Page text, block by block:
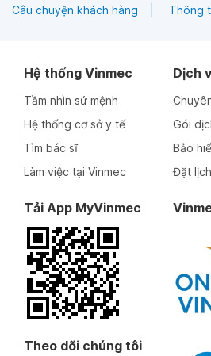
Câu chuyện khách hàng Thông
Hệ thống Vinmec
Tầm nhìn sứ mệnh
Hệ thống cơ sở y tế
Tìm bác sĩ
Làm việc tại Vinmec
Dịch
Gói
Bảo
Đặt
Tải App MyVinmec
Theo dõi chúng tôi